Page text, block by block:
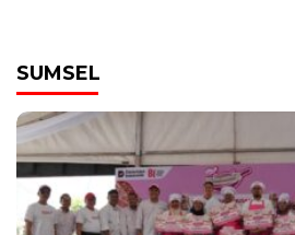
SUMSEL